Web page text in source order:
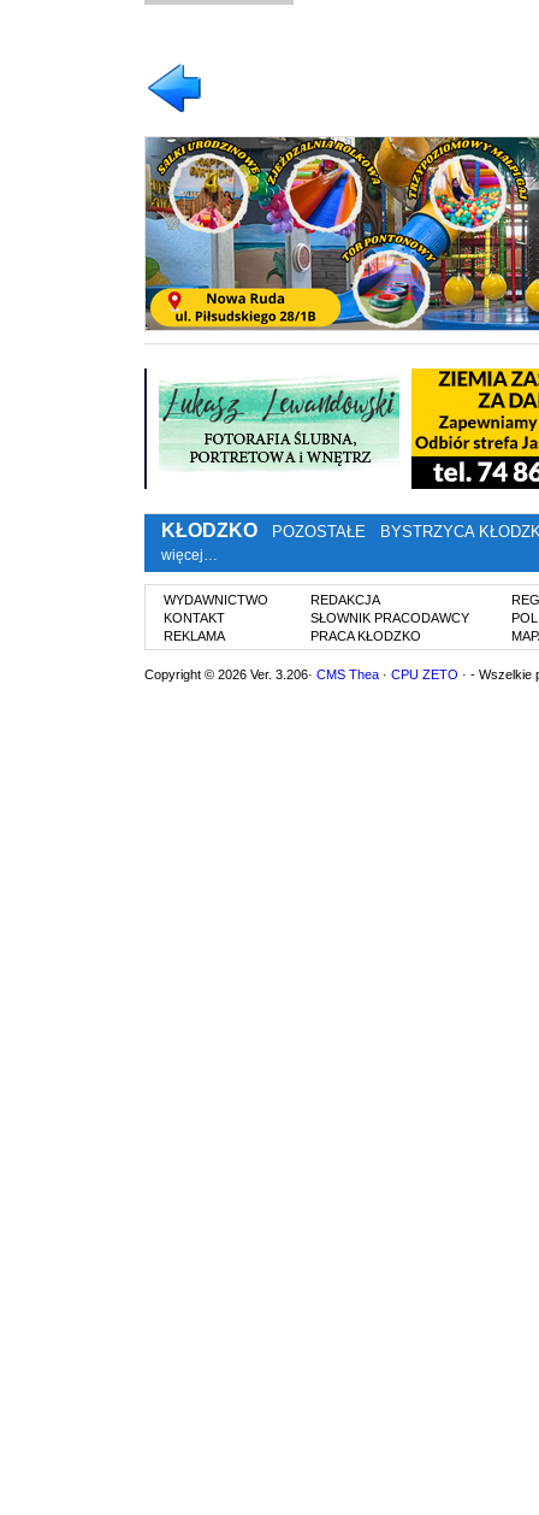
KŁODZKO POZOSTAŁE BYSTRZYCA
więcej…
WYDAWNICTWO
KONTAKT
REKLAMA
REDAKCJA
SŁOWNIK PRACODAWCY
PRACA KŁODZKO
Copyright © 2026 Ver. 3.206· CMS Thea · CPU ZETO · - Wszelkie